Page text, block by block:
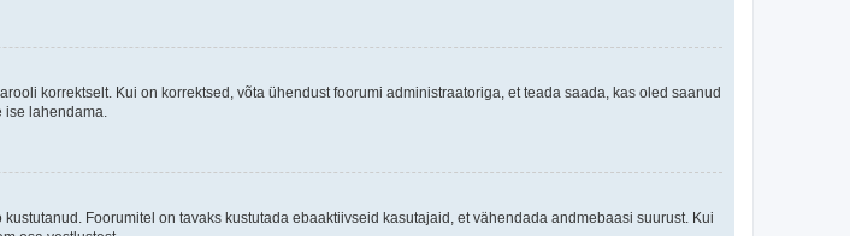
korrektselt. Kui on korrektsed, võta ühendust foorumi administraatoriga, et teada saada, kas oled saanud
lahendama.
Foorumitel on tavaks kustutada ebaaktiivseid kasutajaid, et vähendada andmebaasi suurust. Kui